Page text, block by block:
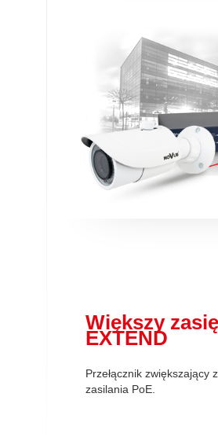
Większy
EXTEND
Przełącznik zwiększający
zasilania PoE.